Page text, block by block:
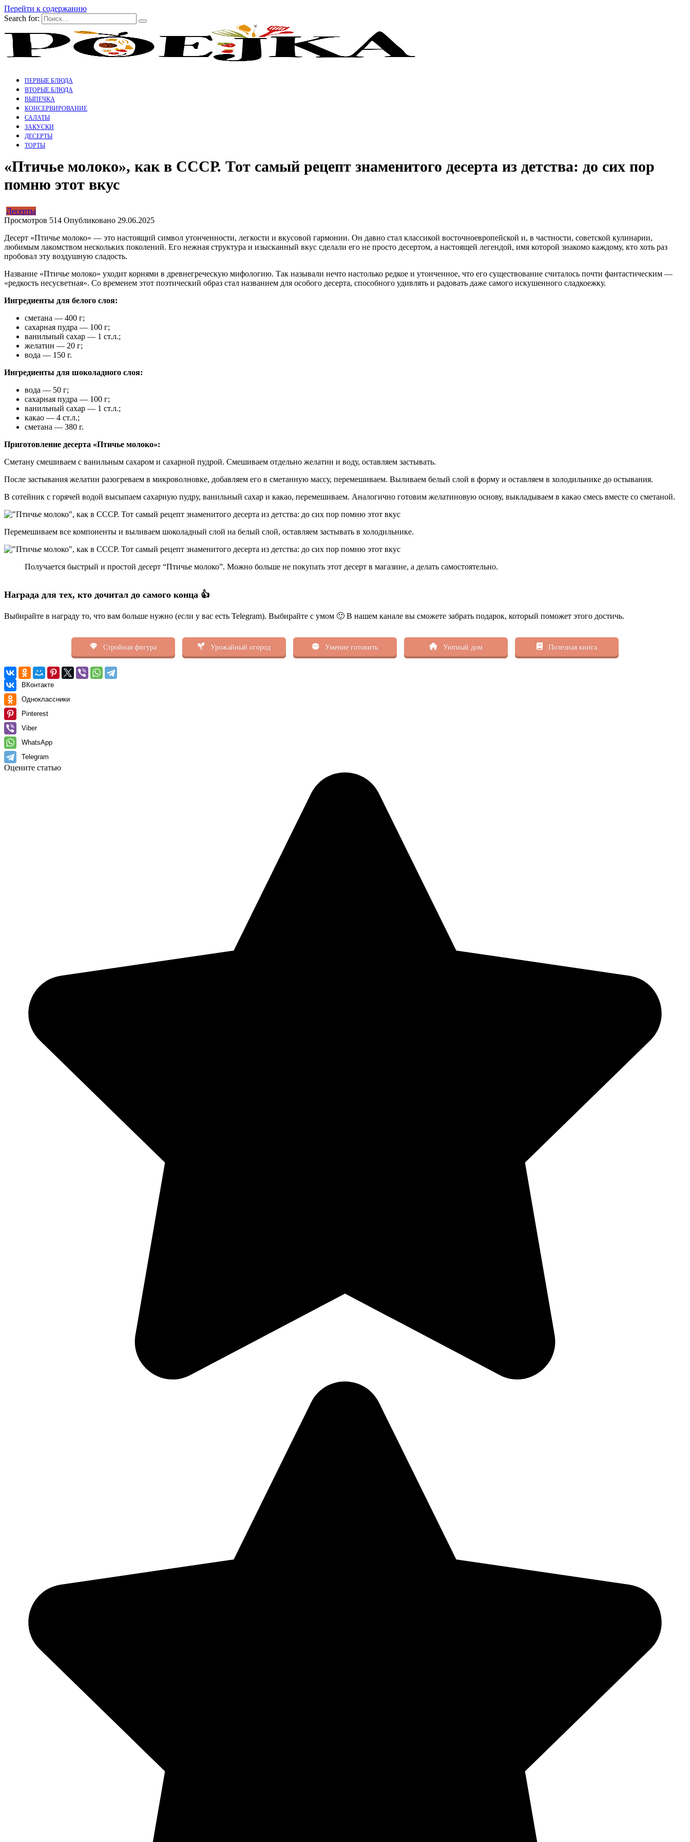
Перейти к содержанию
Search for:
ПЕРВЫЕ БЛЮДА
ВТОРЫЕ БЛЮДА
ВЫПЕЧКА
КОНСЕРВИРОВАНИЕ
САЛАТЫ
ЗАКУСКИ
ДЕСЕРТЫ
ТОРТЫ
«Птичье молоко», как в СССР. Тот самый рецепт знаменитого десерта из детства: до сих пор
помню этот вкус
Десерты
Просмотров 514 Опубликовано 29.06.2025
Десерт «Птичье молоко» — это настоящий символ утонченности, легкости и вкусовой гармонии. Он давно стал классикой восточноевропейской и, в частности, советской кулинарии,
любимым лакомством нескольких поколений. Его нежная структура и изысканный вкус сделали его не просто десертом, а настоящей легендой, имя которой знакомо каждому, кто хоть раз
пробовал эту воздушную сладость.
Название «Птичье молоко» уходит корнями в древнегреческую мифологию. Так называли нечто настолько редкое и утонченное, что его существование считалось почти фантастическим —
«редкость несусветная». Со временем этот поэтический образ стал названием для особого десерта, способного удивлять и радовать даже самого искушенного сладкоежку.
Ингредиенты для белого слоя:
сметана — 400 г;
сахарная пудра — 100 г;
ванильный сахар — 1 ст.л.;
желатин — 20 г;
вода — 150 г.
Ингредиенты для шоколадного слоя:
вода — 50 г;
сахарная пудра — 100 г;
ванильный сахар — 1 ст.л.;
какао — 4 ст.л.;
сметана — 380 г.
Приготовление десерта «Птичье молоко»:
Сметану смешиваем с ванильным сахаром и сахарной пудрой. Смешиваем отдельно желатин и воду, оставляем застывать.
После застывания желатин разогреваем в микроволновке, добавляем его в сметанную массу, перемешиваем. Выливаем белый слой в форму и оставляем в холодильнике до остывания.
В сотейник с горячей водой высыпаем сахарную пудру, ванильный сахар и какао, перемешиваем. Аналогично готовим желатиновую основу, выкладываем в какао смесь вместе со сметаной.
Перемешиваем все компоненты и выливаем шоколадный слой на белый слой, оставляем застывать в холодильнике.
Получается быстрый и простой десерт “Птичье молоко”. Можно больше не покупать этот десерт в магазине, а делать самостоятельно.
Награда для тех, кто дочитал до самого конца 👍
Выбирайте в награду то, что вам больше нужно (если у вас есть Telegram). Выбирайте с умом 🙂 В нашем канале вы сможете забрать подарок, который поможет этого достичь.
Стройная фигура Урожайный огород Умение готовить Уютный дом Полезная книга
ВКонтакте
Одноклассники
Pinterest
Viber
WhatsApp
Telegram
Оцените статью